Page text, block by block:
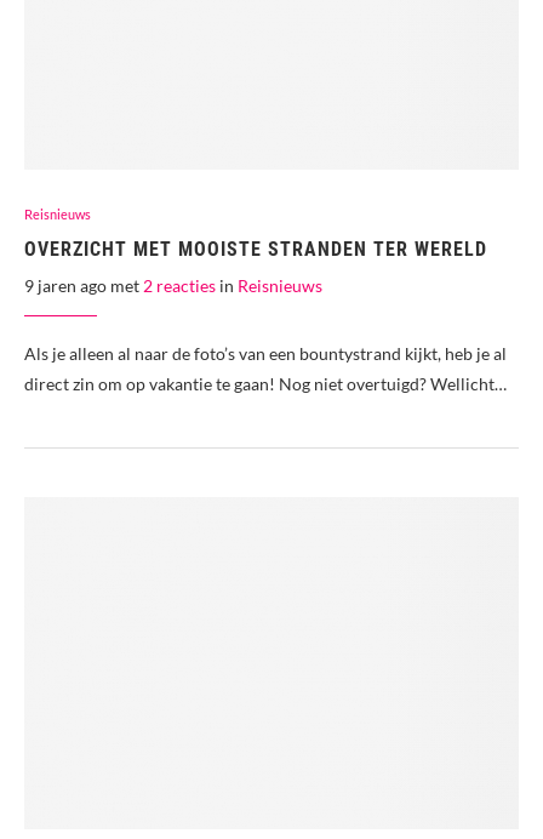
Reisnieuws
OVERZICHT MET MOOISTE STRANDEN TER WERELD
9 jaren ago met 2 reacties in Reisnieuws
Als je alleen al naar de foto’s van een bountystrand kijkt, heb je al
direct zin om op vakantie te gaan! Nog niet overtuigd? Wellicht…